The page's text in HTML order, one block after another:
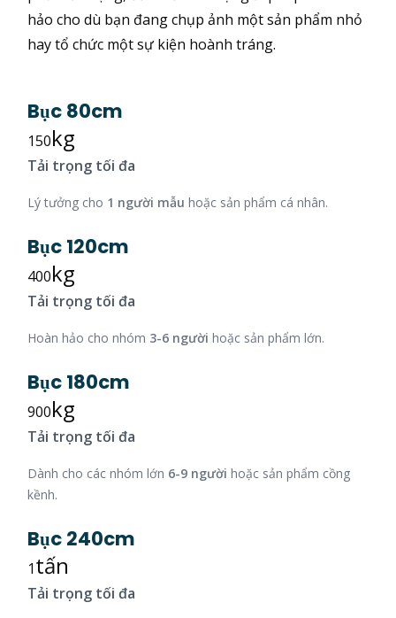
hảo cho dù bạn đang chụp ảnh một sản phẩm nhỏ
hay tổ chức một sự kiện hoành tráng.
Bục 80cm
150kg
Tải trọng tối đa
Lý tưởng cho 1 người mẫu hoặc sản phẩm cá nhân.
Bục 120cm
400kg
Tải trọng tối đa
Hoàn hảo cho nhóm 3-6 người hoặc sản phẩm lớn.
Bục 180cm
900kg
Tải trọng tối đa
Dành cho các nhóm lớn 6-9 người hoặc sản phẩm cồng
kềnh.
Bục 240cm
1tấn
Tải trọng tối đa